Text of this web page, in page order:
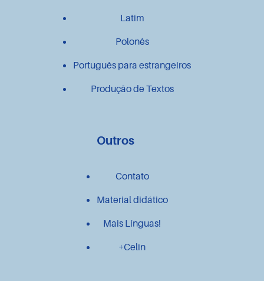
Latim
Polonês
Português para estrangeiros
Produção de Textos
Outros
Contato
Material didático
Mais Línguas!
+Celin